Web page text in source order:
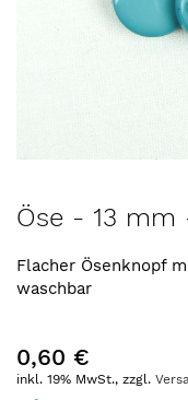
Zum
Anfang
Bildergalerie
springen
Öse - 13
Flacher Ösenknopf
waschbar
0,60 €
inkl. 19% MwSt., zzgl.